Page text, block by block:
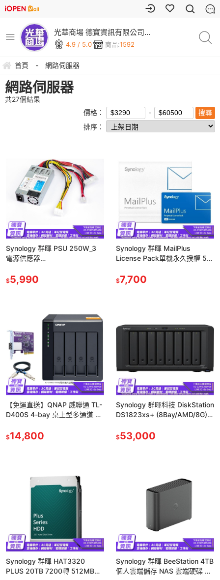
光華商場 德寶資訊有限公司
(可刷卡)
4.9 / 5.0 商品:1592
首頁 - 網路伺服器
網路伺服器
共27個結果
價格：
排序：
Synology 群暉 PSU 250W_3
電源供應器
【熱銷】
$5,990
Synology 群暉 MailPlus
License Pack單機永久授權 5
$7,700
【免運直送】QNAP 威聯通 TL-
D400S 4-bay 桌上型多通道 高
商場
$14,800
Synology 群暉科技 DiskStation
DS1823xs+ (8Bay/AMD/8G)
$53,000
Synology 群暉 HAT3320
PLUS 20TB 7200轉 512MB
Synology 群暉 BeeStation 4TB
個人雲端儲存 NAS 雲端硬碟 雲